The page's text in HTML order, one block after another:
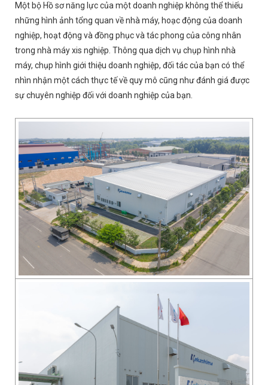
Một bộ Hồ sơ năng lực của một doanh nghiệp không thể thiếu
những hình ảnh tổng quan về nhà máy, hoạc động của doanh
nghiệp, hoạt động và đồng phục và tác phong của công nhân
trong nhà máy xis nghiệp. Thông qua dịch vụ chụp hình nhà
máy, chụp hình giới thiệu doanh nghiệp, đối tác của bạn có thể
nhìn nhận một cách thực tế về quy mô cũng như đánh giá được
sự chuyên nghiệp đối với doanh nghiệp của bạn.